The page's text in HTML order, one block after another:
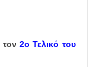
τον2ο Τελικό του